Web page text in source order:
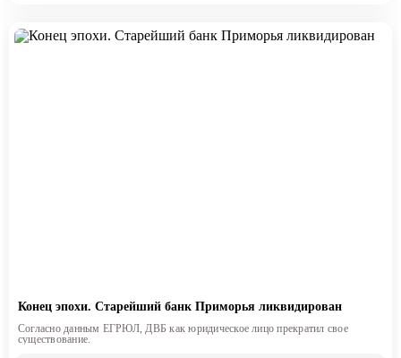
Конец эпохи. Старейший банк Приморья ликвидирован
Согласно данным ЕГРЮЛ, ДВБ как юридическое лицо прекратил свое
существование.